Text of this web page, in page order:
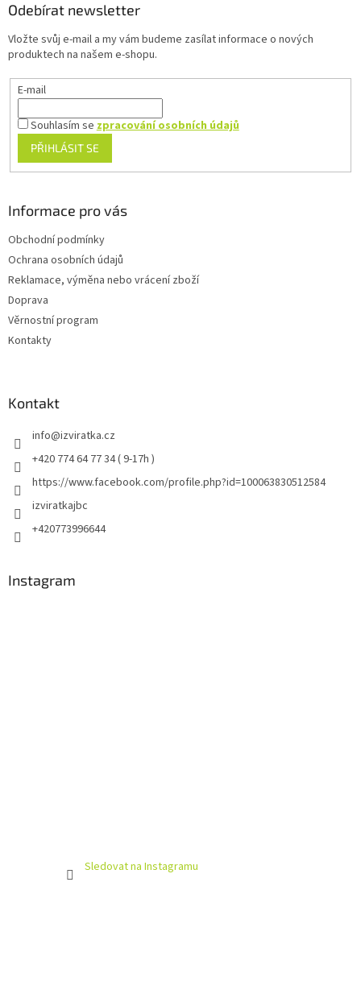
Odebírat newsletter
Vložte svůj e-mail a my vám budeme zasílat informace o nových
produktech na našem e-shopu.
E-mail
Souhlasím sezpracování osobních údajů
PŘIHLÁSIT SE
Informace pro vás
Obchodní podmínky
Ochrana osobních údajů
Reklamace, výměna nebo vrácení zboží
Doprava
Věrnostní program
Kontakty
Kontakt
info@izviratka.cz
+420 774 64 77 34 ( 9-17h )
https://www.facebook.com/profile.php?id=100063830512584
izviratkajbc
+420773996644
Instagram
Sledovat na Instagramu